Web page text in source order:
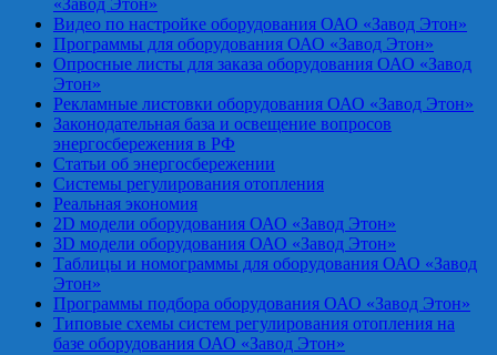
«Завод Этон»
Видео по настройке оборудования ОАО «Завод Этон»
Программы для оборудования ОАО «Завод Этон»
Опросные листы для заказа оборудования ОАО «Завод
Этон»
Рекламные листовки оборудования ОАО «Завод Этон»
Законодательная база и освещение вопросов
энергосбережения в РФ
Статьи об энергосбережении
Системы регулирования отопления
Реальная экономия
2D модели оборудования ОАО «Завод Этон»
3D модели оборудования ОАО «Завод Этон»
Таблицы и номограммы для оборудования ОАО «Завод
Этон»
Программы подбора оборудования ОАО «Завод Этон»
Типовые схемы систем регулирования отопления на
базе оборудования ОАО «Завод Этон»